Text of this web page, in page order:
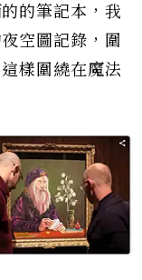
的筆記本，我
空圖記錄，圍
樣圍繞在魔法